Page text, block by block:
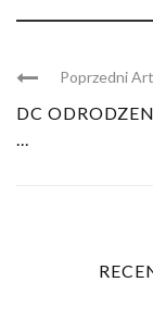
Poprzedni
DC
...